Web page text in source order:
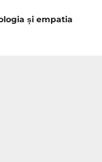
și empatia